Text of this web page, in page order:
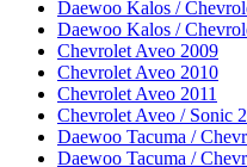
Daewoo Kalos /
Daewoo Kalos /
Chevrolet Aveo 2009
Chevrolet Aveo 2010
Chevrolet Aveo 2011
Chevrolet Aveo / Sonic
Daewoo Tacuma /
Daewoo Tacuma /